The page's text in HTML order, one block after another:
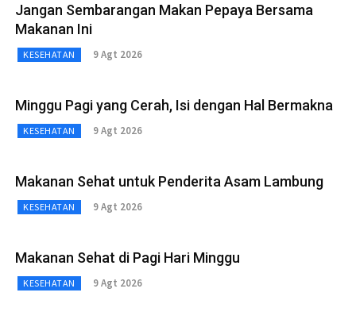
Jangan Sembarangan Makan Pepaya Bersama
Makanan Ini
KESEHATAN 9 Agt 2026
Minggu Pagi yang Cerah, Isi dengan Hal Bermakna
KESEHATAN 9 Agt 2026
Makanan Sehat untuk Penderita Asam Lambung
KESEHATAN 9 Agt 2026
Makanan Sehat di Pagi Hari Minggu
KESEHATAN 9 Agt 2026